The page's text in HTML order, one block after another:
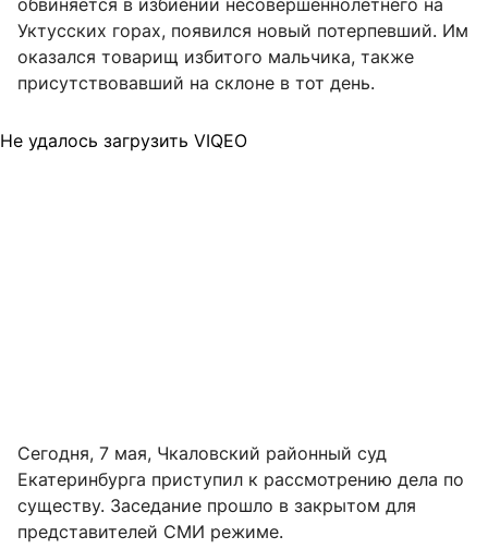
Уктусских горах, появился новый потерпевший. Им
оказался товарищ избитого мальчика, также
присутствовавший на склоне в тот день.
Не удалось загрузить VIQEO
Сегодня, 7 мая, Чкаловский районный суд
Екатеринбурга приступил к рассмотрению дела по
существу. Заседание прошло в закрытом для
представителей СМИ режиме.